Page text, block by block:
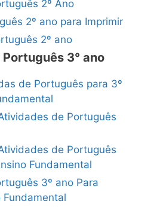
2º Ano
2º ano para Imprimir
2º ano
3° ano
de Português para 3º
de Português
de Português
Fundamental
3º ano Para
Fundamental